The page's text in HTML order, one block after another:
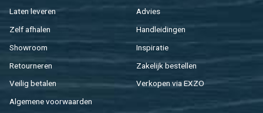
Laten le­ve­ren
Zelf af­ha­len
Show­room
Re­tour­ne­ren
Vei­lig be­ta­len
Al­ge­me­ne voor­waar­den
Ad­vies
Hand­lei­din­gen
In­spi­ra­tie
Za­ke­lijk be­stel­len
Ver­ko­pen via EXZO